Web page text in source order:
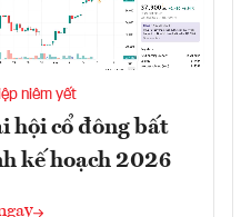
niêm yết
hội cổ đông bất
kế hoạch 2026